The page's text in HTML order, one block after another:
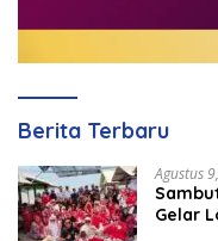
Berita Terbaru
Agustus
Gelar